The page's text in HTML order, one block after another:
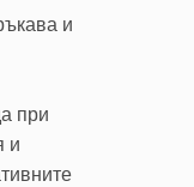
и
при
и